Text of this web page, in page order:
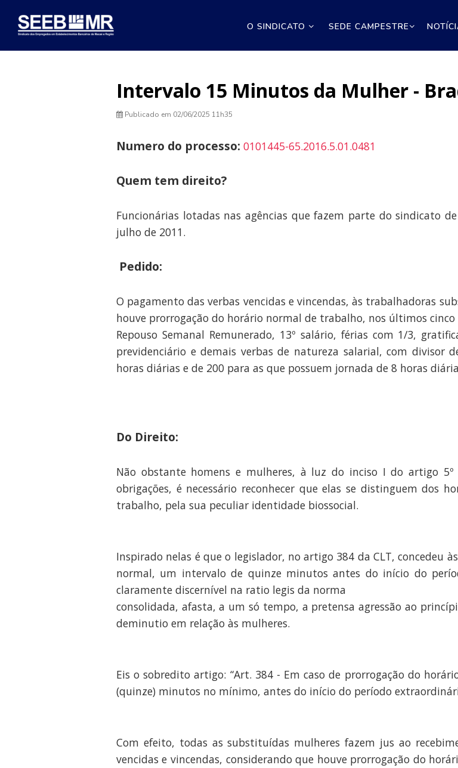
O SINDICATO SEDE CAMPESTRE
Intervalo 15 Minutos da Mulher -
Publicado em 02/06/2025 11h35
Numero do processo: 0101445-65.2016.5.01.0481
Quem tem direito?
Funcionárias lotadas nas agências que fazem parte do sindicato
julho de 2011.
Pedido:
O pagamento das verbas vencidas e vincendas, às trabalhadoras
houve prorrogação do horário normal de trabalho, nos últimos cinco
Repouso Semanal Remunerado, 13º salário, férias com 1/3,
previdenciário e demais verbas de natureza salarial, com divisor
horas diárias e de 200 para as que possuem jornada de 8 horas
Do Direito:
Não obstante homens e mulheres, à luz do inciso I do artigo
obrigações, é necessário reconhecer que elas se distinguem dos
trabalho, pela sua peculiar identidade biossocial.
Inspirado nelas é que o legislador, no artigo 384 da CLT, concedeu
normal, um intervalo de quinze minutos antes do início do
claramente discernível na ratio legis da norma
consolidada, afasta, a um só tempo, a pretensa agressão ao
deminutio em relação às mulheres.
Eis o sobredito artigo: “Art. 384 - Em caso de prorrogação do
(quinze) minutos no mínimo, antes do início do período
Com efeito, todas as substituídas mulheres fazem jus ao
vencidas e vincendas, considerando que houve prorrogação do